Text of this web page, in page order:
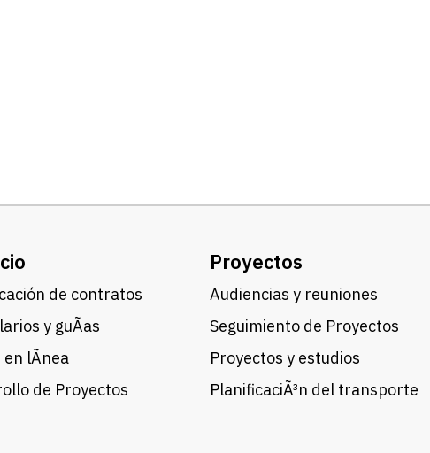
de contratos
y guÃ­as
en lÃ­nea
de Proyectos
Proyectos
Audiencias y reuniones
Seguimiento de Proyectos
Proyectos y estudios
PlanificaciÃ³n del transporte